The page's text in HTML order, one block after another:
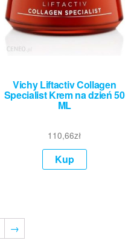
Vichy Liftactiv Collagen
Specialist Krem na dzień 50
ML
110,66zł
Kup
→